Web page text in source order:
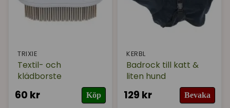
TRIXIE
Textil- och
klädborste
60 kr Köp
KERBL
Badrock till katt &
liten hund
129 kr Bevaka